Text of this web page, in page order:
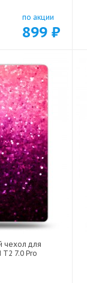
по акции
899 ₽
чехол для
7.0 Pro